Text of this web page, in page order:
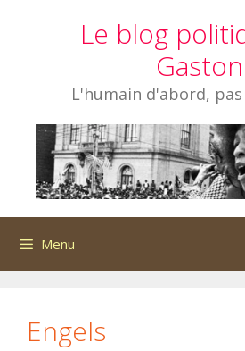
Le blog
Gaston
L'humain d'abord,
Menu
Engels